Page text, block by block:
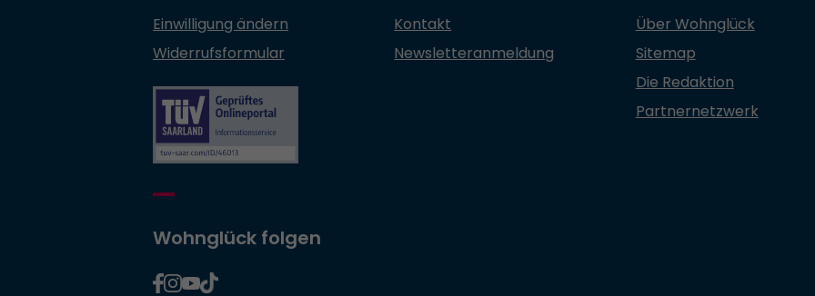
Einwilligung ändern
Widerrufsformular
Kontakt
Newsletteranmeldung
Über Wohnglück
Sitemap
Die Redaktion
Partnernetzwerk
Wohnglück folgen